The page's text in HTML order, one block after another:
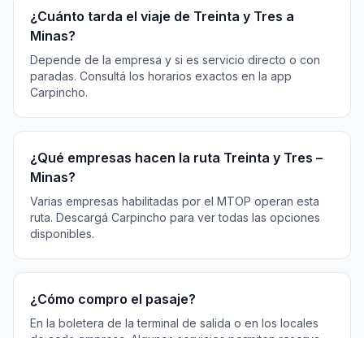
¿Cuánto tarda el viaje de Treinta y Tres a
Minas?
Depende de la empresa y si es servicio directo o con
paradas. Consultá los horarios exactos en la app
Carpincho.
¿Qué empresas hacen la ruta Treinta y Tres –
Minas?
Varias empresas habilitadas por el MTOP operan esta
ruta. Descargá Carpincho para ver todas las opciones
disponibles.
¿Cómo compro el pasaje?
En la boletera de la terminal de salida o en los locales